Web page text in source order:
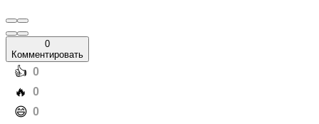
0
Комментировать
️👍 0
️🔥 0
️😄 0